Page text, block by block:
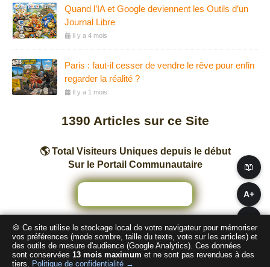
A+
📖
Quand l’IA et Google deviennent les Outils d’un
Journal Libre
Il y a 4 mois
Paris : faut-il cesser de vendre le rêve pour enfin
regarder la réalité ?
Il y a 1 mois
1390 Articles sur ce Site
🌎 Total Visiteurs Uniques depuis le début
Sur le Portail Communautaire
Nombre total de pages vues sur ce Site
2 4 1 3 1 6
🍪 Ce site utilise le stockage local de votre navigateur pour mémoriser
vos préférences (mode sombre, taille du texte, vote sur les articles) et
des outils de mesure d'audience (Google Analytics). Ces données
sont conservées 13 mois maximum et ne sont pas revendues à des
tiers. Politique de confidentialité →